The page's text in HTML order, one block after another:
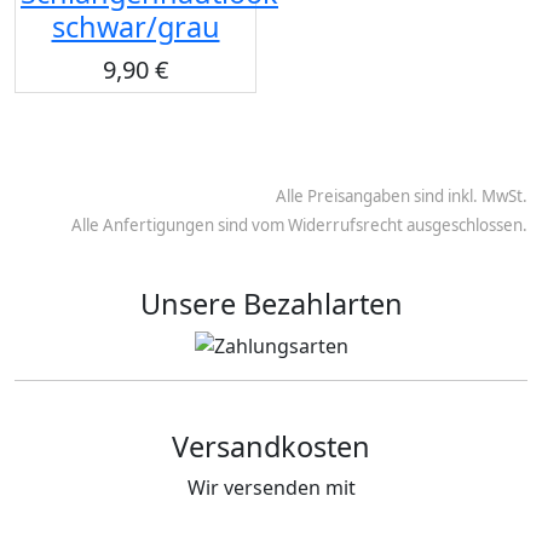
schwar/grau
9,90 €
Alle Preisangaben sind inkl. MwSt.
Alle Anfertigungen sind vom Widerrufsrecht ausgeschlossen.
Unsere Bezahlarten
Versandkosten
Wir versenden mit